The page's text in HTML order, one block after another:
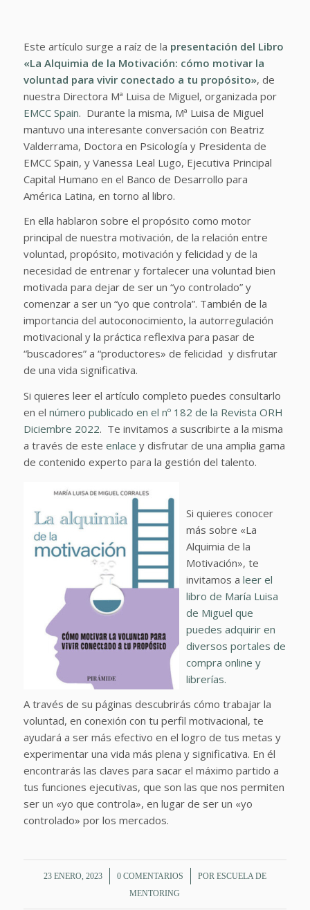
Este artículo surge a raíz de la presentación del Libro
«La Alquimia de la Motivación: cómo motivar la
voluntad para vivir conectado a tu propósito», de
nuestra Directora Mª Luisa de Miguel, organizada por
EMCC Spain. Durante la misma, Mª Luisa de Miguel
mantuvo una interesante conversación con Beatriz
Valderrama, Doctora en Psicología y Presidenta de
EMCC Spain, y Vanessa Leal Lugo, Ejecutiva Principal
Capital Humano en el Banco de Desarrollo para
América Latina, en torno al libro.
En ella hablaron sobre el propósito como motor
principal de nuestra motivación, de la relación entre
voluntad, propósito, motivación y felicidad y de la
necesidad de entrenar y fortalecer una voluntad bien
motivada para dejar de ser un “yo controlado” y
comenzar a ser un “yo que controla”. También de la
importancia del autoconocimiento, la autorregulación
motivacional y la práctica reflexiva para pasar de
“buscadores” a “productores» de felicidad y disfrutar
de una vida significativa.
Si quieres leer el artículo completo puedes consultarlo
en el número publicado en el nº 182 de la Revista ORH
Diciembre 2022. Te invitamos a suscribirte a la misma
a través de este enlace y disfrutar de una amplia gama
de contenido experto para la gestión del talento.
Si quieres conocer
más sobre «La
Alquimia de la
Motivación», te
invitamos a leer el
libro de María Luisa
de Miguel que
puedes adquirir en
diversos portales de
compra online y
librerías.
A través de su páginas descubrirás cómo trabajar la
voluntad, en conexión con tu perfil motivacional, te
ayudará a ser más efectivo en el logro de tus metas y
experimentar una vida más plena y significativa. En él
encontrarás las claves para sacar el máximo partido a
tus funciones ejecutivas, que son las que nos permiten
ser un «yo que controla», en lugar de ser un «yo
controlado» por los mercados.
23 ENERO, 2023
/ 0 COMENTARIOS
/ POR ESCUELA DE
MENTORING